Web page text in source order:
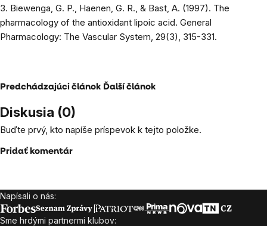
3. Biewenga, G. P., Haenen, G. R., & Bast, A. (1997). The
pharmacology of the antioxidant lipoic acid. General
Pharmacology: The Vascular System, 29(3), 315-331.
Predchádzajúci článok Ďalší článok
Diskusia (0)
Buďte prvý, kto napíše príspevok k tejto položke.
Pridať komentár
Zápätie
Napísali o nás:
Sme hrdými partnermi klubov: